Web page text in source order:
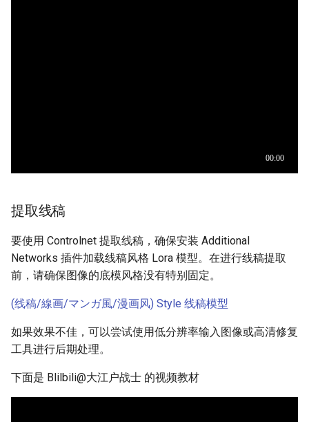
提取线稿
要使用 Controlnet 提取线稿，确保安装 Additional
Networks 插件加载线稿风格 Lora 模型。在进行线稿提取
前，请确保图像的底模风格没有特别固定。
(线稿/線画/マンガ風/漫画风) Style 线稿模型
如果效果不佳，可以尝试使用低分辨率输入图像或高清修复
工具进行后期处理。
下面是 Blilbili@大江户战士 的视频教材